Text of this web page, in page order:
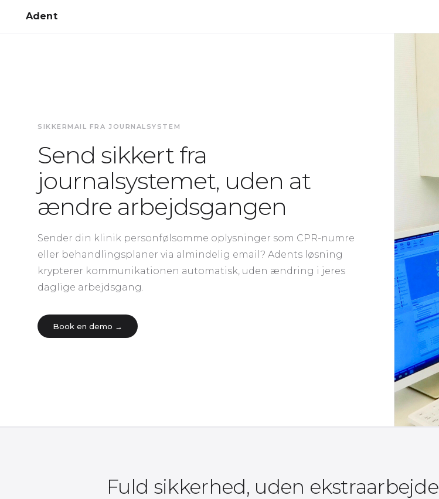
Adent
SIKKERMAIL FRA JOURNALSYSTEM
Send sikkert fra
journalsystemet, uden at
ændre arbejdsgangen
Sender din klinik personfølsomme oplysninger som CPR-numre
eller behandlingsplaner via almindelig email? Adents løsning
krypterer kommunikationen automatisk, uden ændring i jeres
daglige arbejdsgang.
Book en demo →
Fuld sikkerhed, uden ekstraarbejde